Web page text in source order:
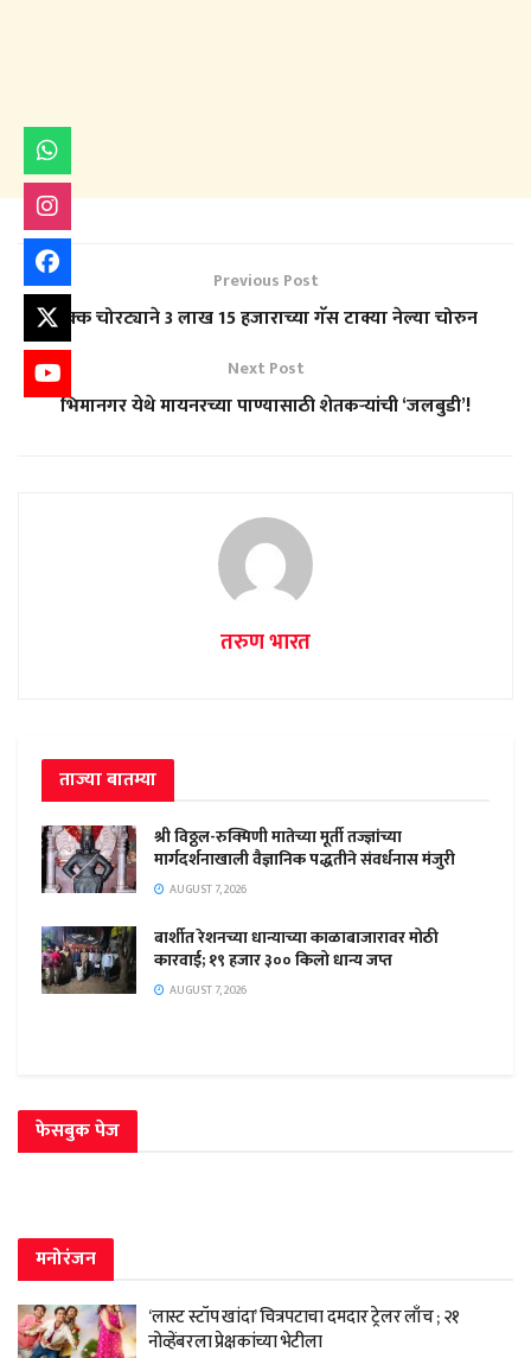
Previous Post
चक्क चोरट्याने 3 लाख 15 हजाराच्या गॅस टाक्या नेल्या चोरुन
Next Post
भिमानगर येथे मायनरच्या पाण्यासाठी शेतकऱ्यांची ‘जलबुडी’!
तरुण भारत
ताज्या बातम्या
श्री विठ्ठल-रुक्मिणी मातेच्या मूर्ती तज्ज्ञांच्या
मार्गदर्शनाखाली वैज्ञानिक पद्धतीने संवर्धनास मंजुरी
AUGUST 7, 2026
बार्शीत रेशनच्या धान्याच्या काळाबाजारावर मोठी
कारवाई; १९ हजार ३०० किलो धान्य जप्त
AUGUST 7, 2026
फेसबुक पेज
मनोरंजन
‘लास्ट स्टॉप खांदा’ चित्रपटाचा दमदार ट्रेलर लाँच ; २१
नोव्हेंबरला प्रेक्षकांच्या भेटीला